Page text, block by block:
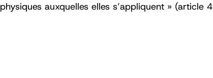
auxquelles elles s’appliquent » (article